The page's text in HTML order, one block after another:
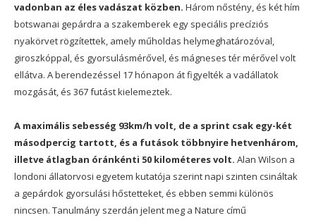
vadonban az éles vadászat közben. Három nőstény, és két hím
botswanai gepárdra a szakemberek egy speciális precíziós
nyakörvet rögzítettek, amely műholdas helymeghatározóval,
giroszkóppal, és gyorsulásmérővel, és mágneses tér mérővel volt
ellátva. A berendezéssel 17 hónapon át figyelték a vadállatok
mozgását, és 367 futást kielemeztek.
A maximális sebesség 93km/h volt, de a sprint csak egy-két
másodpercig tartott, és a futások többnyire hetvenhárom,
illetve átlagban óránkénti 50 kilométeres volt. Alan Wilson a
londoni állatorvosi egyetem kutatója szerint napi szinten csináltak
a gepárdok gyorsulási hőstetteket, és ebben semmi különös
nincsen. Tanulmány szerdán jelent meg a Nature című